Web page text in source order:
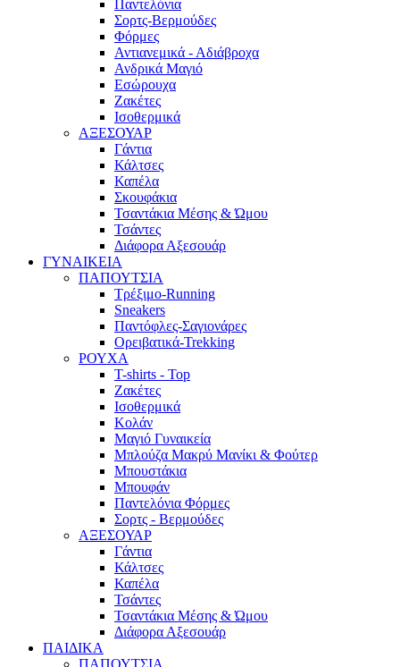
Παντελόνια
Σορτς-Βερμούδες
Φόρμες
Αντιανεμικά - Αδιάβροχα
Ανδρικά Μαγιό
Εσώρουχα
Ζακέτες
Ισοθερμικά
ΑΞΕΣΟΥΑΡ
Γάντια
Κάλτσες
Καπέλα
Σκουφάκια
Τσαντάκια Μέσης & Ώμου
Τσάντες
Διάφορα Αξεσουάρ
ΓΥΝΑΙΚΕΙΑ
ΠΑΠΟΥΤΣΙΑ
Τρέξιμο-Running
Sneakers
Παντόφλες-Σαγιονάρες
Ορειβατικά-Trekking
ΡΟΥΧΑ
T-shirts - Top
Ζακέτες
Ισοθερμικά
Κολάν
Μαγιό Γυναικεία
Μπλούζα Μακρύ Μανίκι & Φούτερ
Μπουστάκια
Μπουφάν
Παντελόνια Φόρμες
Σορτς - Βερμούδες
ΑΞΕΣΟΥΑΡ
Γάντια
Κάλτσες
Καπέλα
Τσάντες
Τσαντάκια Μέσης & Ώμου
Διάφορα Αξεσουάρ
ΠΑΙΔΙΚΑ